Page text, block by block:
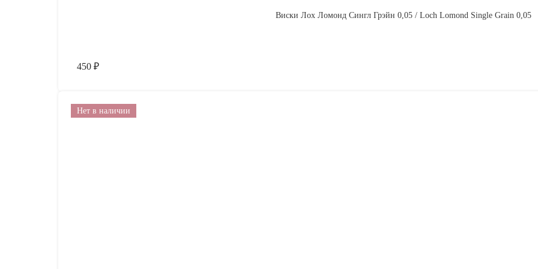
Виски Лох Ломонд Сингл Грэйн 0,05 / Loch Lomond Single Grain 0,05
450 ₽
Нет в наличии